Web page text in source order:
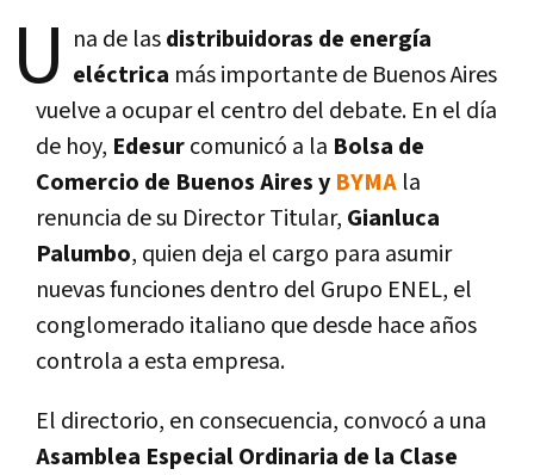
U na de lasdistribuidoras de energía
eléctrica más importante de Buenos Aires
vuelve a ocupar el centro del debate. En el día
de hoy, Edesurcomunicó a la Bolsa de
Comercio de Buenos Aires y BYMA la
renuncia de su Director Titular, Gianluca
Palumbo, quien deja el cargo para asumir
nuevas funciones dentro del Grupo ENEL, el
conglomerado italiano que desde hace años
controla a esta empresa.
El directorio, en consecuencia, convocó a una
Asamblea Especial Ordinaria de la Clase